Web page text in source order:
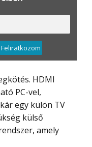
Feliratkozom
PC-vel,
egy külön TV
külső
amely